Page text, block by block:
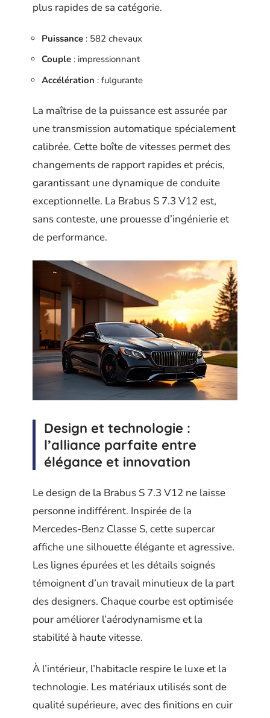
plus rapides de sa catégorie.
Puissance : 582 chevaux
Couple : impressionnant
Accélération : fulgurante
La maîtrise de la puissance est assurée par
une transmission automatique spécialement
calibrée. Cette boîte de vitesses permet des
changements de rapport rapides et précis,
garantissant une dynamique de conduite
exceptionnelle. La Brabus S 7.3 V12 est,
sans conteste, une prouesse d’ingénierie et
de performance.
Design et technologie :
l’alliance parfaite entre
élégance et innovation
Le design de la Brabus S 7.3 V12 ne laisse
personne indifférent. Inspirée de la
Mercedes-Benz Classe S, cette supercar
affiche une silhouette élégante et agressive.
Les lignes épurées et les détails soignés
témoignent d’un travail minutieux de la part
des designers. Chaque courbe est optimisée
pour améliorer l’aérodynamisme et la
stabilité à haute vitesse.
À l’intérieur, l’habitacle respire le luxe et la
technologie. Les matériaux utilisés sont de
qualité supérieure, avec des finitions en cuir